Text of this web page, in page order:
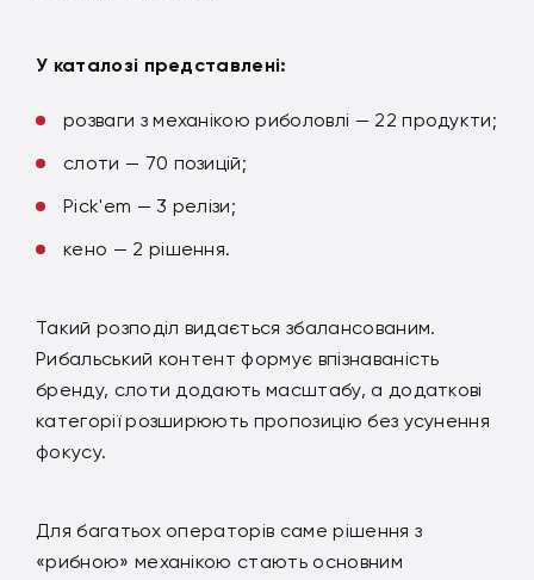
У каталозі представлені:
розваги з механікою риболовлі — 22 продукти;
слоти — 70 позицій;
Pick'em — 3 релізи;
кено — 2 рішення.
Такий розподіл видається збалансованим.
Рибальський контент формує впізнаваність
бренду, слоти додають масштабу, а додаткові
категорії розширюють пропозицію без усунення
фокусу.
Для багатьох операторів саме рішення з
«рибною» механікою стають основним